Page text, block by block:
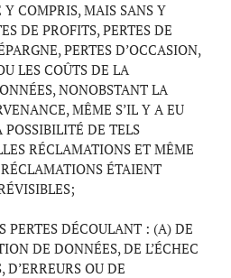
COMPRIS, MAIS SANS Y
DE PROFITS, PERTES DE
PERTES D’OCCASION,
LES COÛTS DE LA
NONOBSTANT LA
MÊME S’IL Y A EU
DE TELS
RÉCLAMATIONS ET MÊME
ÉTAIENT
PERTES DÉCOULANT : (A) DE
DE DONNÉES, DE L’ÉCHEC
D’ERREURS OU DE